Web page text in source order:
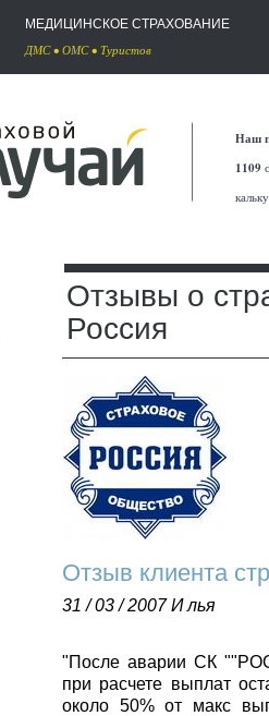
МЕДИЦИНСКОЕ СТРАХОВАНИЕ
ДМС• ОМС• Туристов
Наш
1109
Отзывы о
Россия
Отзыв клиента
31 / 03 / 2007И лья
"После аварии СК
при расчете выплат
около 50% от макс